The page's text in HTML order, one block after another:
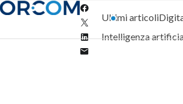
Twitter
Linkedin
Ultimi articoli
Intelligenza